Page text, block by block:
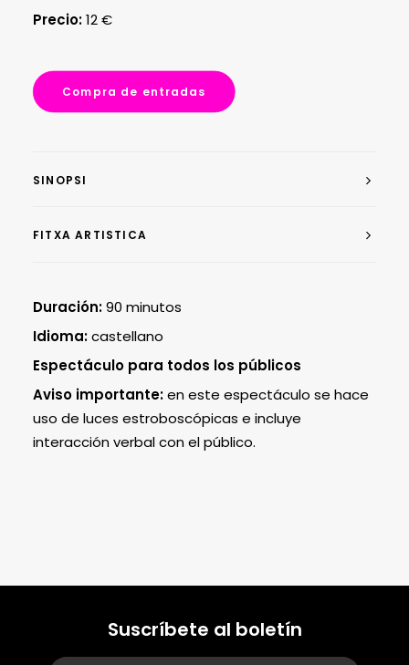
Precio:12 €
Compra de entradas
SINOPSI
FITXA ARTISTICA
Duración:90 minutos
Idioma:castellano
Espectáculo para todos los públicos
Aviso importante:en este espectáculo se hace
uso de luces estroboscópicas e incluye
interacción verbal con el público.
Suscríbete al boletín